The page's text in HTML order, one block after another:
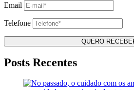
Email
Telefone
Posts Recentes